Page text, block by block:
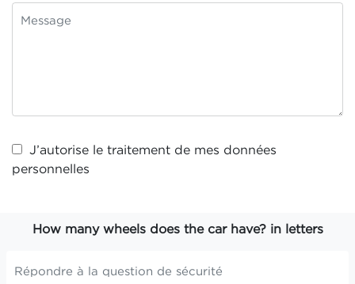
J’autorise le traitement de mes données
personnelles
How many wheels does the car have? in letters